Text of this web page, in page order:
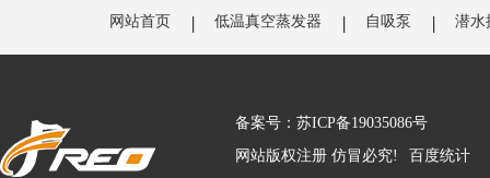
网站首页 低温真空蒸发器 自吸泵 潜水
备案号： 苏ICP备19035086号
网站版权注册 仿冒必究!
百度统计